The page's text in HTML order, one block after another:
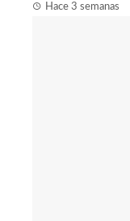
Hace 3 semanas